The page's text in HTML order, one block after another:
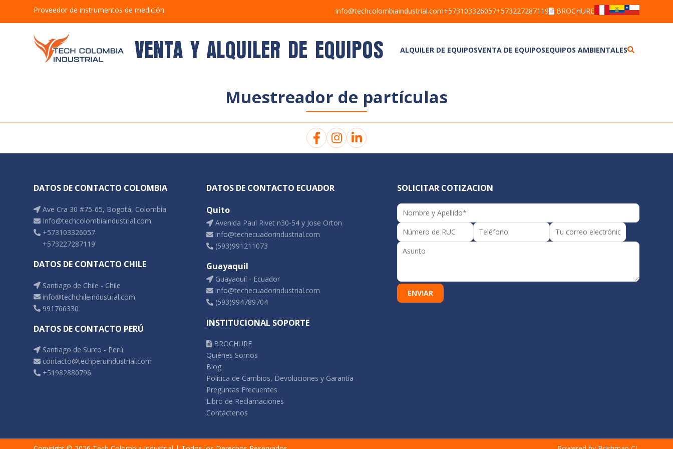
Proveedor de instrumentos de medición Info@techcolombiaindustrial.com+573103326057+573227287119 BROCHURE
VENTA Y ALQUILER DE EQUIPOS ALQUILER DE EQUIPOSVENTA DE EQUIPOS
MEDIDORES DE ESTRÉS TÉRMICO
VIBRÓMETROS
EQUIPOS AMBIENTALES
TREN DE MUESTREO
Muestreador de partículas
DATOS DE CONTACTO COLOMBIA
Ave Cra 30 #75-65, Bogotá, Colombia
Info@techcolombiaindustrial.com
+573103326057
+573227287119
DATOS DE CONTACTO CHILE
Santiago de Chile - Chile
info@techchileindustrial.com
991766330
DATOS DE CONTACTO PERÚ
Santiago de Surco - Perú
contacto@techperuindustrial.com
+51982880796
DATOS DE CONTACTO ECUADOR
Quito
Avenida Paul Rivet n30-54 y Jose Orton
info@techecuadorindustrial.com
(593)991211073
Guayaquil
Guayaquil - Ecuador
info@techecuadorindustrial.com
(593)994789704
INSTITUCIONAL SOPORTE
BROCHURE
Quiénes Somos
Blog
Política de Cambios, Devoluciones y Garantía
Preguntas Frecuentes
Libro de Reclamaciones
Contáctenos
SOLICITAR COTIZACION